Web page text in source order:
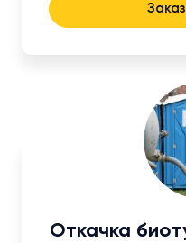
Откачка